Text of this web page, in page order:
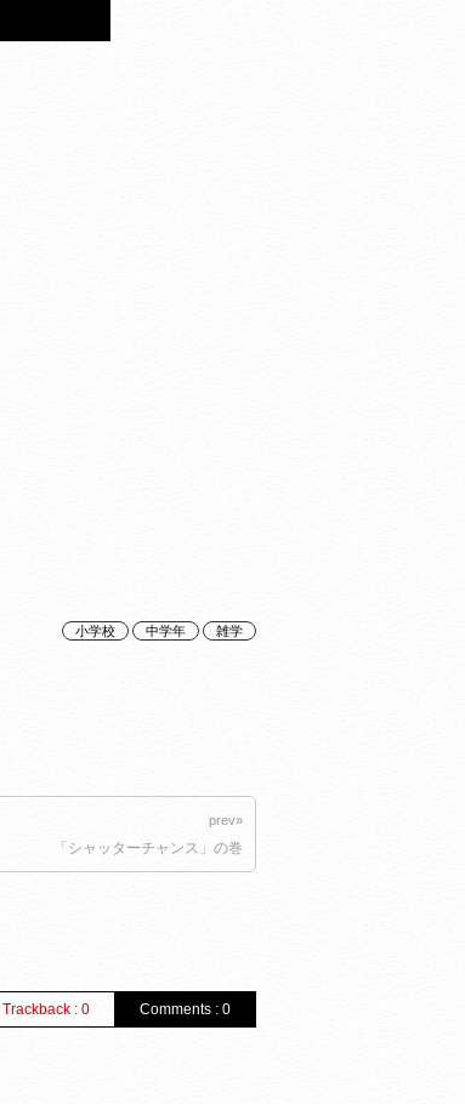
小学校 中学年 雑学
prev»
「シャッターチャンス」の巻
Comments : 0
Trackback : 0